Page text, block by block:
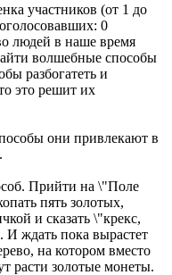
участников (от 1 до
0
людей в наше время
волшебные способы
разбогатеть и
это решит их
они привлекают в
Прийти на \"Поле
пять золотых,
и сказать \"крекс,
И ждать пока вырастет
на котором вместо
расти золотые монеты.